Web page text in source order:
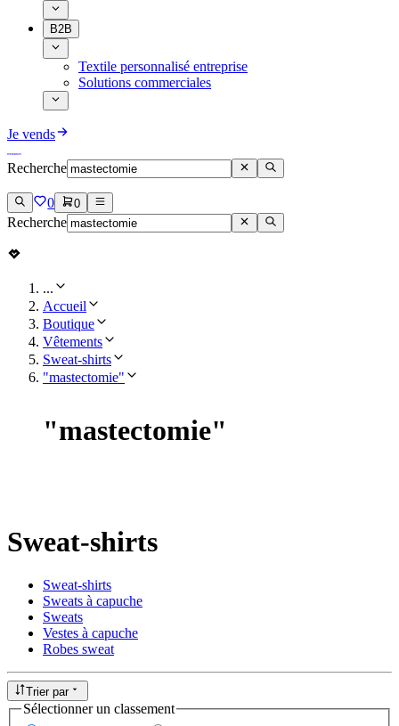
B2B
Textile personnalisé entreprise
Solutions commerciales
Je vends
Recherche
0 0
Recherche
...
Accueil
Boutique
Vêtements
Sweat-shirts
"mastectomie"
"mastectomie"
Sweat-shirts
Sweat-shirts
Sweats à capuche
Sweats
Vestes à capuche
Robes sweat
Trier par
Sélectionner un classement